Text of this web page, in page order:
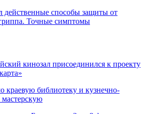
действенные способы защиты от
Точные симптомы
кинозал присоединился к проекту
краевую библиотеку и кузнечно-